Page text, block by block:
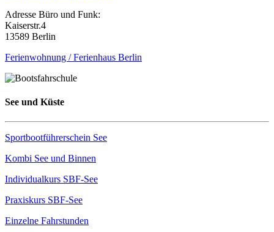
Adresse Büro und Funk:
Kaiserstr.4
13589 Berlin
Ferienwohnung / Ferienhaus Berlin
See und Küste
Sportbootführerschein See
Kombi See und Binnen
Individualkurs SBF-See
Praxiskurs SBF-See
Einzelne Fahrstunden